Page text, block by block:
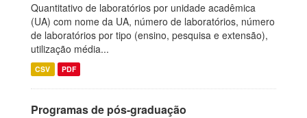
Quantitativo de laboratórios por unidade acadêmica
(UA) com nome da UA, número de laboratórios, número
de laboratórios por tipo (ensino, pesquisa e extensão),
utilização média...
CSV PDF
Programas de pós-graduação